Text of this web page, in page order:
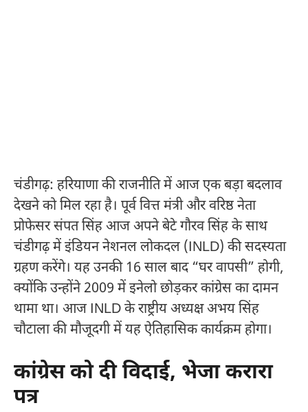
चंडीगढ़: हरियाणा की राजनीति में आज एक बड़ा बदलाव
देखने को मिल रहा है। पूर्व वित्त मंत्री और वरिष्ठ नेता
प्रोफेसर संपत सिंह आज अपने बेटे गौरव सिंह के साथ
चंडीगढ़ में इंडियन नेशनल लोकदल (INLD) की सदस्यता
ग्रहण करेंगे। यह उनकी 16 साल बाद “घर वापसी” होगी,
क्योंकि उन्होंने 2009 में इनेलो छोड़कर कांग्रेस का दामन
थामा था। आज INLD के राष्ट्रीय अध्यक्ष अभय सिंह
चौटाला की मौजूदगी में यह ऐतिहासिक कार्यक्रम होगा।​​
कांग्रेस को दी विदाई, भेजा करारा
पत्र